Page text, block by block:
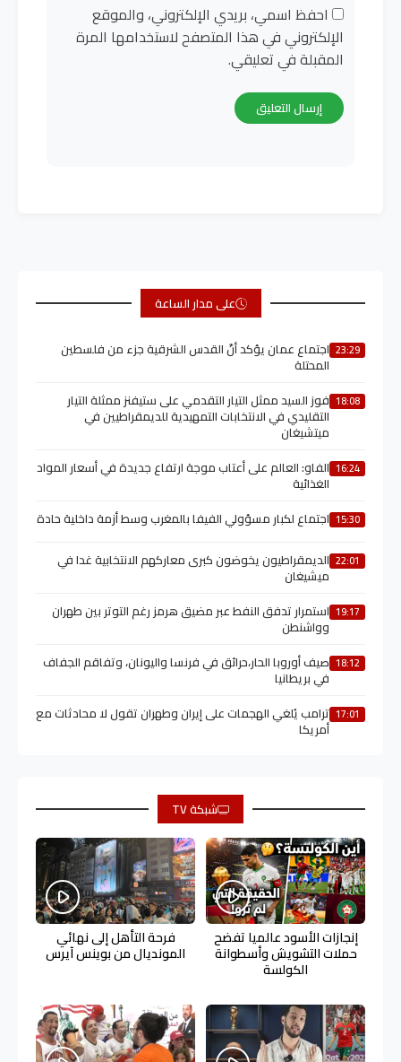
احفظ اسمي، بريدي الإلكتروني، والموقع
الإلكتروني في هذا المتصفح لاستخدامها المرة
المقبلة في تعليقي.
على مدار الساعة
23:29 اجتماع عمان يؤكد أنّ القدس الشرقية جزء من فلسطين
المحتلة
18:08 فوز السيد ممثل التيار التقدمي على ستيفنز ممثلة التيار
التقليدي في الانتخابات التمهيدية للديمقراطيين في
ميتشيغان
16:24 الفاو: العالم على أعتاب موجة ارتفاع جديدة في أسعار المواد
الغذائية
15:30 اجتماع لكبار مسؤولي الفيفا بالمغرب وسط أزمة داخلية حادة
22:01 الديمقراطيون يخوضون كبرى معاركهم الانتخابية غدا في
ميشيغان
19:17 استمرار تدفق النفط عبر مضيق هرمز رغم التوتر بين طهران
وواشنطن
18:12 صيف أوروبا الحار،حرائق في فرنسا واليونان، وتفاقم الجفاف
في بريطانيا
17:01 ترامب يُلغي الهجمات على إيران وطهران تقول لا محادثات مع
أمريكا
شبكة TV
إنجازات الأسود عالميا تفضح
حملات التشويش وأسطوانة
الكولسة
فرحة التأهل إلى نهائي
المونديال من بوينس آيرس